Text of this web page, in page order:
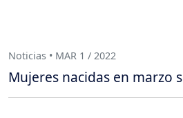
Noticias • MAR 1 / 2022
Mujeres nacidas en marzo